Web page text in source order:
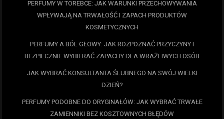
PERFUMY W TOREBCE: JAK WARUNKI PRZECHOWYWANIA
WPŁYWAJĄ NA TRWAŁOŚĆ I ZAPACH PRODUKTÓW
KOSMETYCZNYCH
PERFUMY A BÓL GŁOWY: JAK ROZPOZNAĆ PRZYCZYNY I
BEZPIECZNIE WYBIERAĆ ZAPACHY DLA WRAŻLIWYCH OSÓB
JAK WYBRAĆ KONSULTANTA ŚLUBNEGO NA SWÓJ WIELKI
DZIEŃ?
PERFUMY PODOBNE DO ORYGINAŁÓW: JAK WYBRAĆ TRWAŁE
ZAMIENNIKI BEZ KOSZTOWNYCH BŁĘDÓW